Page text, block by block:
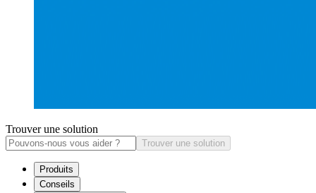
Trouver une solution
Trouver une solution
Produits
Conseils